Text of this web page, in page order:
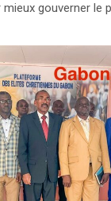
gouverner le